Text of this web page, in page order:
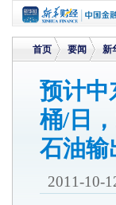
首页
>
要闻 新
预计中
桶/日
石油输
2011-10-